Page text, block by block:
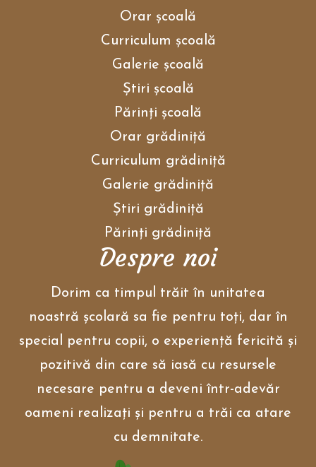
Orar școală
Curriculum școală
Galerie școală
Ştiri școală
Părinţi școală
Orar grădiniţă
Curriculum grădiniţă
Galerie grădiniţă
Ştiri grădiniţă
Părinţi grădiniţă
Despre noi
Dorim ca timpul trăit în unitatea
noastră școlară sa fie pentru toți, dar în
special pentru copii, o experiență fericită și
pozitivă din care să iasă cu resursele
necesare pentru a deveni într-adevăr
oameni realizați și pentru a trăi ca atare
cu demnitate.